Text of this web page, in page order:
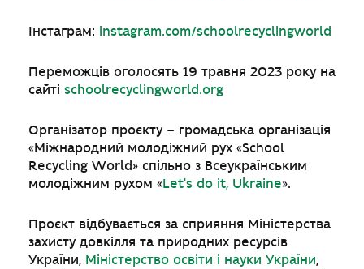
Інстаграм: instagram.com/schoolrecyclingworld
Переможців оголосять 19 травня 2023 року на
сайті schoolrecyclingworld.org
Організатор проєкту – громадська організація
«Міжнародний молодіжний рух «School
Recycling World» спільно з Всеукраїнським
молодіжним рухом «Let's do it, Ukraine».
Проєкт відбувається за сприяння Міністерства
захисту довкілля та природних ресурсів
України, Міністерство освіти і науки України,